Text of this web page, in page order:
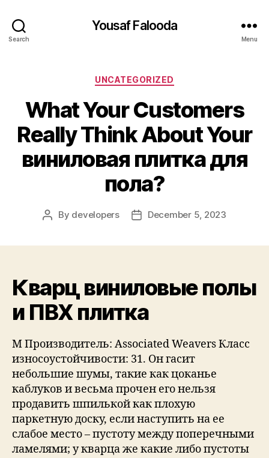
Search
Yousaf Falooda
Menu
Categories
UNCATEGORIZED
What Your Customers
Really Think About Your
виниловая плитка для
пола?
Post
By developers
PostDecember 5, 2023
Кварц виниловые полы
и ПВХ плитка
М Производитель: Associated Weavers Класс
износоустойчивости: 31. Он гасит
небольшие шумы, такие как цоканье
каблуков и весьма прочен его нельзя
продавить шпилькой как плохую
паркетную доску, если наступить на ее
слабое место – пустоту между поперечными
ламелями; у кварца же какие либо пустоты